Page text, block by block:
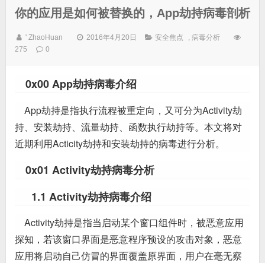
你的应用是如何被替换的，App劫持病毒剖析
' ZhaoHuan 2016年4月20日 安全焦点 ,病毒分析
275
0
0x00 App劫持病毒介绍
App劫持是指执行流程被重定向，又可分为Activity劫
持、安装劫持、流量劫持、函数执行劫持等。本文将对
近期利用Acticity劫持和安装劫持的病毒进行分析。
0x01 Activity劫持病毒分析
1.1 Activity劫持病毒介绍
Activity劫持是指当启动某个窗口组件时，被恶意应用
探知，若该窗口界面是恶意程序预设的攻击对象，恶意
应用将启动自己仿冒的界面覆盖原界面，用户在毫无察